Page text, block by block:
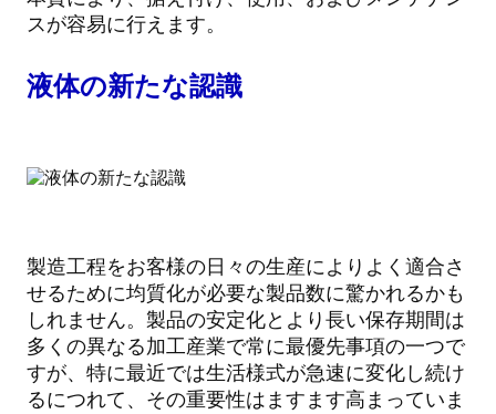
スが容易に行えます。
液体の新たな認識
製造工程をお客様の日々の生産によりよく適合さ
せるために均質化が必要な製品数に驚かれるかも
しれません。製品の安定化とより長い保存期間は
多くの異なる加工産業で常に最優先事項の一つで
すが、特に最近では生活様式が急速に変化し続け
るにつれて、その重要性はますます高まっていま